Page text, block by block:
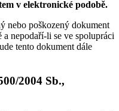
v elektronické podobě.
nebo poškozený dokument
nepodaří-li se ve spolupráci
tento dokument dále
2004 Sb.,